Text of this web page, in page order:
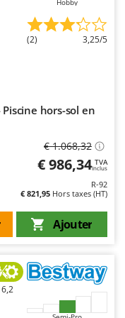
Hobby
(2) 3,25/5
hors-sol en
€ 1.068,32
€ 986,34 TVA
Inclus
R-92
€ 821,95 Hors taxes (HT)
Ajouter
6,2